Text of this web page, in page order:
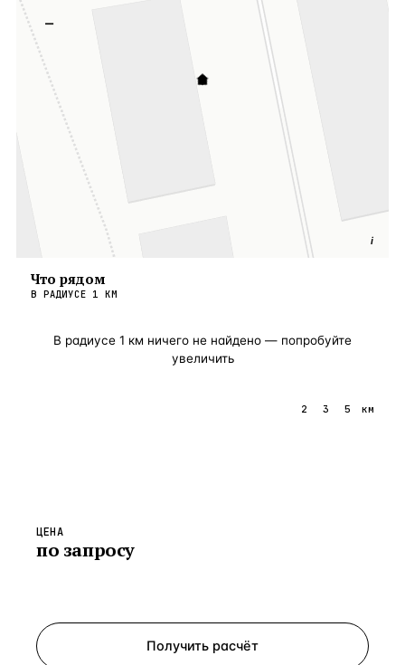
i
−
Что рядом
В РАДИУСЕ 1 КМ
В радиусе 1 км ничего не найдено — попробуйте
увеличить
2 3 5 км
ЦЕНА
по запросу
Получить расчёт